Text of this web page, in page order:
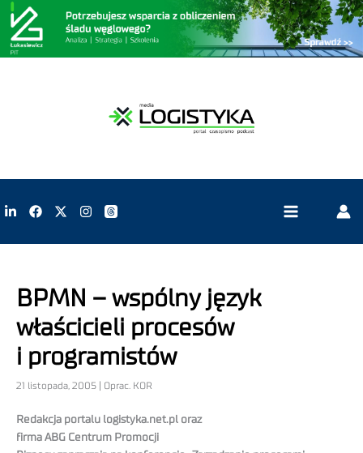
BPMN – wspólny język
właścicieli procesów
i programistów
21 listopada, 2005 | Oprac. KOR
Redakcja portalu logistyka.net.pl oraz
firma ABG Centrum Promocji